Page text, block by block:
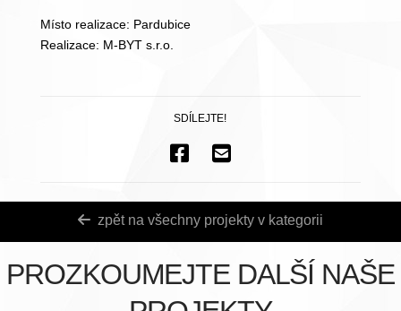
Místo realizace: Pardubice
Realizace: M-BYT s.r.o.
SDÍLEJTE!
zpět na všechny projekty v kategorii
PROZKOUMEJTE DALŠÍ NAŠE